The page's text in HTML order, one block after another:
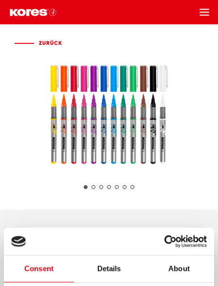
Consent Details About
ZURÜCK
KREATIVE MARKER
ACRYLIC LIQUID INK
Pinselartige Spitze für flexible Striche